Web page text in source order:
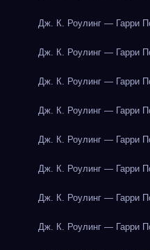
Дж. К. Роулинг — Гарри
Дж. К. Роулинг — Гарри
Дж. К. Роулинг — Гарри
Дж. К. Роулинг — Гарри
Дж. К. Роулинг — Гарри
Дж. К. Роулинг — Гарри
Дж. К. Роулинг — Гарри
Дж. К. Роулинг — Гарри